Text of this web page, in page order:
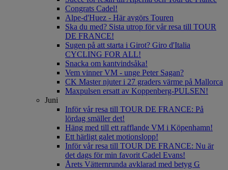
Congrats Cadel!
Alpe-d'Huez - Här avgörs Touren
Ska du med? Sista utrop för vår resa till TOUR
DE FRANCE!
Sugen på att starta i Girot? Giro d'Italia
CYCLING FOR ALL!
Snacka om kantvindsåka!
Vem vinner VM - unge Peter Sagan?
CK Master njuter i 27 graders värme på Mallorca
Maxpulsen ersatt av Koppenberg-PULSEN!
Juni
Inför vår resa till TOUR DE FRANCE: På
lördag smäller det!
Häng med till ett rafflande VM i Köpenhamn!
Ett härligt galet motionslopp!
Inför vår resa till TOUR DE FRANCE: Nu är
det dags för min favorit Cadel Evans!
Årets Vätternrunda avklarad med betyg G